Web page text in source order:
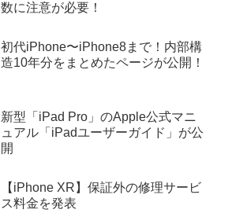
数に注意が必要！
初代iPhone〜iPhone8まで！内部構
造10年分をまとめたページが公開！
新型「iPad Pro」のApple公式マニ
ュアル「iPadユーザーガイド」が公
開
【iPhone XR】保証外の修理サービ
ス料金を発表